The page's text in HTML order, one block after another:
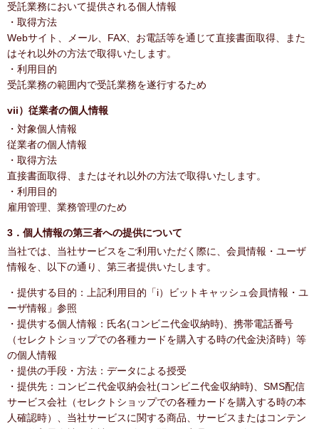
受託業務において提供される個人情報
・取得方法
Webサイト、メール、FAX、お電話等を通じて直接書面取得、また
はそれ以外の方法で取得いたします。
・利用目的
受託業務の範囲内で受託業務を遂行するため
vii）従業者の個人情報
・対象個人情報
従業者の個人情報
・取得方法
直接書面取得、またはそれ以外の方法で取得いたします。
・利用目的
雇用管理、業務管理のため
3．個人情報の第三者への提供について
当社では、当社サービスをご利用いただく際に、会員情報・ユーザ
情報を、以下の通り、第三者提供いたします。
・提供する目的：上記利用目的「i）ビットキャッシュ会員情報・ユ
ーザ情報」参照
・提供する個人情報：氏名(コンビニ代金収納時)、携帯電話番号
（セレクトショップでの各種カードを購入する時の代金決済時）等
の個人情報
・提供の手段・方法：データによる授受
・提供先：コンビニ代金収納会社(コンビニ代金収納時)、SMS配信
サービス会社（セレクトショップでの各種カードを購入する時の本
人確認時）、当社サービスに関する商品、サービスまたはコンテン